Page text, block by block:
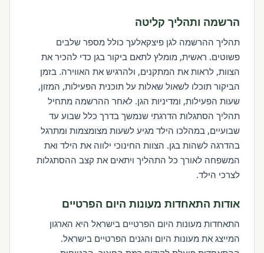
הרשמה ותהליך קליטה
תהליך ההרשמה לגן פיצקאלעך כולל מספר שלבים
פשוטים. ראשית, מומלץ לתאם ביקור בגן כדי להכיר את
הצוות, לראות את המתקנים, ולהרגיש את האווירה. בזמן
הביקור תוכלו לשאול שאלות על תוכנית הפעילות, המזון,
שעות הפעילות, ומדיניות הגן. לאחר ההרשמה מתחיל
תהליך הסתגלות הדרגתי שנמשך בדרך כלל שבוע עד
שבועיים, במהלכו הילד מגיע לשעות מצומצמות ומתרגל
בהדרגה לשהות בגן. הצוות החינוכי ילווה את הילד ואת
המשפחה לאורך כל התהליך ויתאים את קצב ההסתגלות
לצרכי הילד.
אודות התאחדות מעונות היום הפרטיים
התאחדות מעונות היום הפרטיים בישראל היא הארגון
המייצג את מעונות היום והגנים הפרטיים בישראל.